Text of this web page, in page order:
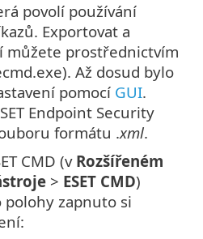
povolí používání
Exportovat a
můžete prostřednictvím
Až dosud bylo
pomocí GUI.
Endpoint Security
formátu .xml.
CMD (v Rozšířeném
> ESET CMD)
polohy zapnuto si